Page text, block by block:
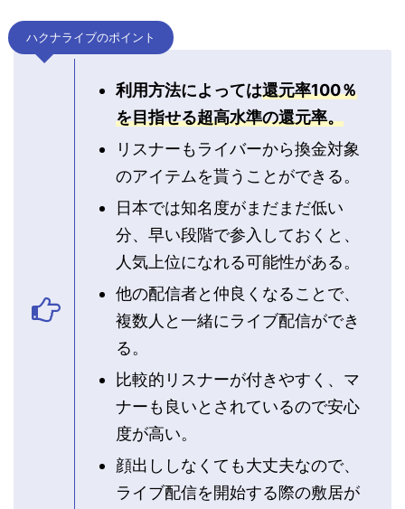
ハクナライブのポイント
利用方法によっては還元率100％
を目指せる超高水準の還元率。
リスナーもライバーから換金対象
のアイテムを貰うことができる。
日本では知名度がまだまだ低い
分、早い段階で参入しておくと、
人気上位になれる可能性がある。
他の配信者と仲良くなることで、
複数人と一緒にライブ配信ができ
る。
比較的リスナーが付きやすく、マ
ナーも良いとされているので安心
度が高い。
顔出ししなくても大丈夫なので、
ライブ配信を開始する際の敷居が